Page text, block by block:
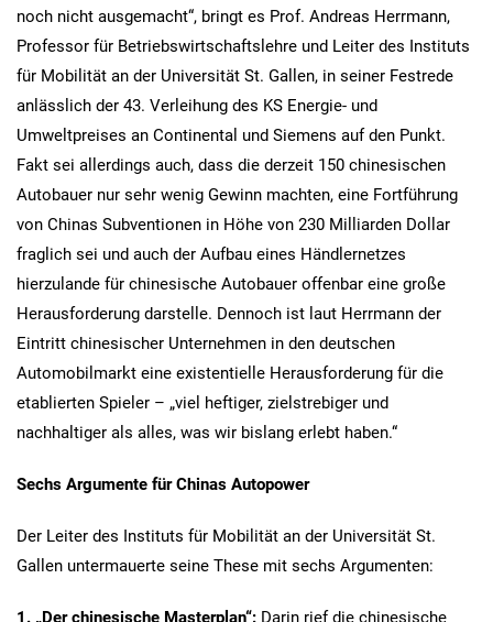
noch nicht ausgemacht“, bringt es Prof. Andreas Herrmann,
Professor für Betriebswirtschaftslehre und Leiter des Instituts
für Mobilität an der Universität St. Gallen, in seiner Festrede
anlässlich der 43. Verleihung des KS Energie- und
Umweltpreises an Continental und Siemens auf den Punkt.
Fakt sei allerdings auch, dass die derzeit 150 chinesischen
Autobauer nur sehr wenig Gewinn machten, eine Fortführung
von Chinas Subventionen in Höhe von 230 Milliarden Dollar
fraglich sei und auch der Aufbau eines Händlernetzes
hierzulande für chinesische Autobauer offenbar eine große
Herausforderung darstelle. Dennoch ist laut Herrmann der
Eintritt chinesischer Unternehmen in den deutschen
Automobilmarkt eine existentielle Herausforderung für die
etablierten Spieler – „viel heftiger, zielstrebiger und
nachhaltiger als alles, was wir bislang erlebt haben.“
Sechs Argumente für Chinas Autopower
Der Leiter des Instituts für Mobilität an der Universität St.
Gallen untermauerte seine These mit sechs Argumenten:
1. „Der chinesische Masterplan“: Darin rief die chinesische